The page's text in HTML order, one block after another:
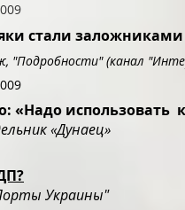
стали
(канал
«Надо
«Дунаец»
Украины"